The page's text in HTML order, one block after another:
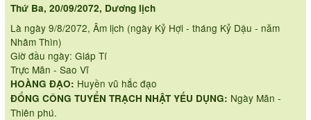
Thứ Ba, 20/09/2072, Dương lịch
Là ngày 9/8/2072, Âm lịch (ngày Kỷ Hợi - tháng Kỷ Dậu - năm
Nhâm Thìn)
Giờ đầu ngày: Giáp Tí
Trực Mãn - Sao Vĩ
HOÀNG ĐẠO: Huyền vũ hắc đạo
ĐỔNG CÔNG TUYỂN TRẠCH NHẬT YẾU DỤNG: Ngày Mãn -
Thiên phú.